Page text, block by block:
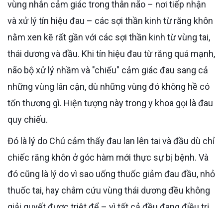
vùng nhân cảm giác trong thân não – nơi tiếp nhận
và xử lý tín hiệu đau – các sợi thần kinh từ răng khôn
nằm xen kẽ rất gần với các sợi thần kinh từ vùng tai,
thái dương và đầu. Khi tín hiệu đau từ răng quá mạnh,
não bộ xử lý nhầm và "chiếu" cảm giác đau sang cả
những vùng lân cận, dù những vùng đó không hề có
tổn thương gì. Hiện tượng này trong y khoa gọi là đau
quy chiếu.
Đó là lý do Chú cảm thấy đau lan lên tai và đầu dù chỉ
chiếc răng khôn ở góc hàm mới thực sự bị bệnh. Và
đó cũng là lý do vì sao uống thuốc giảm đau đầu, nhỏ
thuốc tai, hay châm cứu vùng thái dương đều không